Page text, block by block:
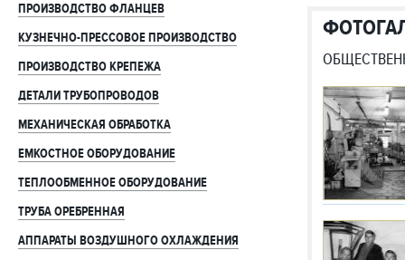
ПРОИЗВОДСТВО ФЛАНЦЕВ
КУЗНЕЧНО-ПРЕССОВОЕ ПРОИЗВОДСТВО
ПРОИЗВОДСТВО КРЕПЕЖА
ДЕТАЛИ ТРУБОПРОВОДОВ
МЕХАНИЧЕСКАЯ ОБРАБОТКА
ЕМКОСТНОЕ ОБОРУДОВАНИЕ
ТЕПЛООБМЕННОЕ ОБОРУДОВАНИЕ
ТРУБА ОРЕБРЕННАЯ
АППАРАТЫ ВОЗДУШНОГО ОХЛАЖДЕНИЯ